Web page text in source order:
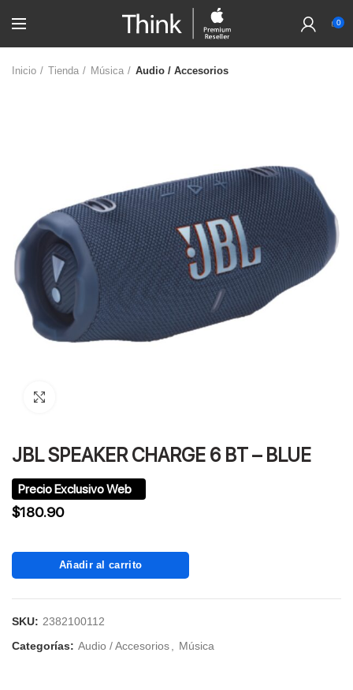
0
Inicio Tienda Música Audio / Accesorios
JBL SPEAKER CHARGE 6 BT – BLUE
$180.90
Añadir al carrito
SKU: 2382100112
Categorías: Audio / Accesorios Música